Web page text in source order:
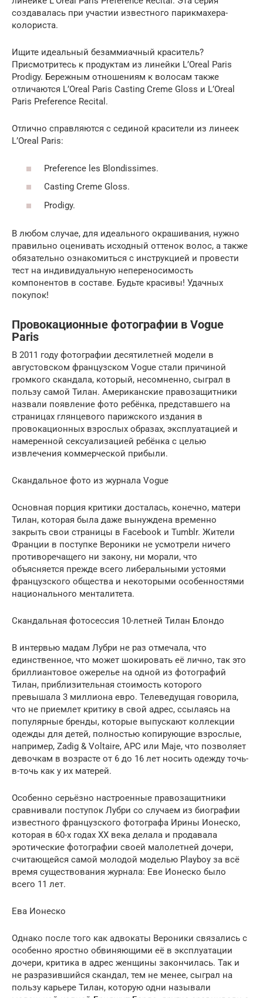
создавалась при участии известного парикмахера-
колориста.
Ищите идеальный безаммиачный краситель?
Присмотритесь к продуктам из линейки L’Oreal Paris
Prodigy. Бережным отношениям к волосам также
отличаются L’Oreal Paris Casting Creme Gloss и L’Oreal
Paris Preference Recital.
Отлично справляются с сединой красители из линеек
L’Oreal Paris:
Preference les Blondissimes.
Casting Creme Gloss.
Prodigy.
В любом случае, для идеального окрашивания, нужно
правильно оценивать исходный оттенок волос, а также
обязательно ознакомиться с инструкцией и провести
тест на индивидуальную непереносимость
компонентов в составе. Будьте красивы! Удачных
покупок!
Провокационные фотографии в Vogue
Paris
В 2011 году фотографии десятилетней модели в
августовском французском Vogue стали причиной
громкого скандала, который, несомненно, сыграл в
пользу самой Тилан. Американские правозащитники
назвали появление фото ребёнка, представшего на
страницах глянцевого парижского издания в
провокационных взрослых образах, эксплуатацией и
намеренной сексуализацией ребёнка с целью
извлечения коммерческой прибыли.
Скандальное фото из журнала Vogue
Основная порция критики досталась, конечно, матери
Тилан, которая была даже вынуждена временно
закрыть свои страницы в Facebook и Tumblr. Жители
Франции в поступке Вероники не усмотрели ничего
противоречащего ни закону, ни морали, что
объясняется прежде всего либеральными устоями
французского общества и некоторыми особенностями
национального менталитета.
Скандальная фотосессия 10-летней Тилан Блондо
В интервью мадам Лубри не раз отмечала, что
единственное, что может шокировать её лично, так это
бриллиантовое ожерелье на одной из фотографий
Тилан, приблизительная стоимость которого
превышала 3 миллиона евро. Телеведущая говорила,
что не приемлет критику в свой адрес, ссылаясь на
популярные бренды, которые выпускают коллекции
одежды для детей, полностью копирующие взрослые,
например, Zadig & Voltaire, APC или Maje, что позволяет
девочкам в возрасте от 6 до 16 лет носить одежду точь-
в-точь как у их матерей.
Особенно серьёзно настроенные правозащитники
сравнивали поступок Лубри со случаем из биографии
известного французского фотографа Ирины Ионеско,
которая в 60-х годах XX века делала и продавала
эротические фотографии своей малолетней дочери,
считающейся самой молодой моделью Playboy за всё
время существования журнала: Еве Ионеско было
всего 11 лет.
Ева Ионеско
Однако после того как адвокаты Вероники связались с
особенно яростно обвиняющими её в эксплуатации
дочери, критика в адрес женщины закончилась. Так и
не разразившийся скандал, тем не менее, сыграл на
пользу карьере Тилан, которую одни называли